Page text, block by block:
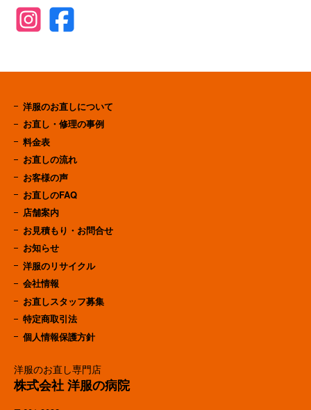
洋服のお直し専門店
株式会社 洋服の病院
洋服のお直しについて
お直し・修理の事例
料金表
お直しの流れ
お客様の声
お直しのFAQ
店舗案内
お見積もり・お問合せ
お知らせ
洋服のリサイクル
会社情報
お直しスタッフ募集
特定商取引法
個人情報保護方針